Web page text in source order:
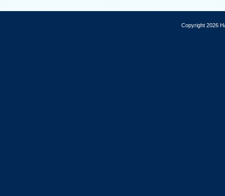
Copyright 2026